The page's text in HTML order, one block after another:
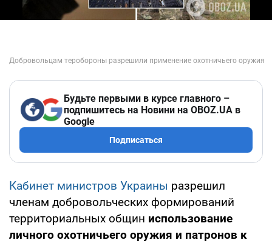
Будьте первыми в курсе главного –
подпишитесь на Новини на OBOZ.UA в
Google
Подписаться
Кабинет министров Украины разрешил
членам добровольческих формирований
территориальных общин использование
личного охотничьего оружия и патронов к